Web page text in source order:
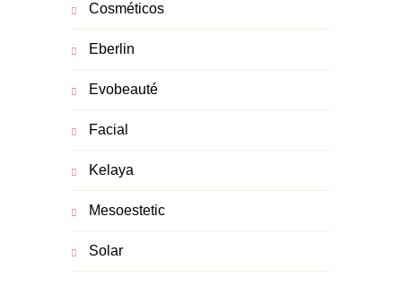
Cosméticos
Eberlin
Evobeauté
Facial
Kelaya
Mesoestetic
Solar